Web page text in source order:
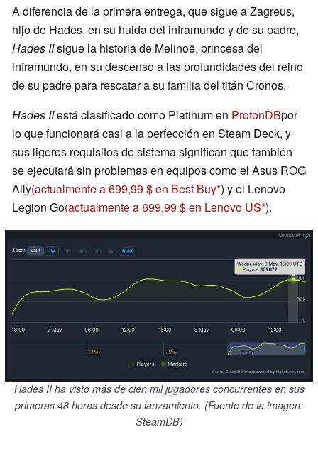
A diferencia de la primera entrega, que sigue a Zagreus,
hijo de Hades, en su huida del inframundo y de su padre,
Hades IIsigue la historia de Melinoë, princesa del
inframundo, en su descenso a las profundidades del reino
de su padre para rescatar a su familia del titán Cronos.
Hades IIestá clasificado como Platinum en ProtonDBpor
lo que funcionará casi a la perfección en Steam Deck, y
sus ligeros requisitos de sistema significan que también
se ejecutará sin problemas en equipos como el Asus ROG
Ally(actualmente a 699,99 $ en Best Buy ) y el Lenovo
Legion Go(actualmente a 699,99 $ en Lenovo US ).
Hades II ha visto más de cien mil jugadores concurrentes en sus
primeras 48 horas desde su lanzamiento. (Fuente de la imagen:
SteamDB)